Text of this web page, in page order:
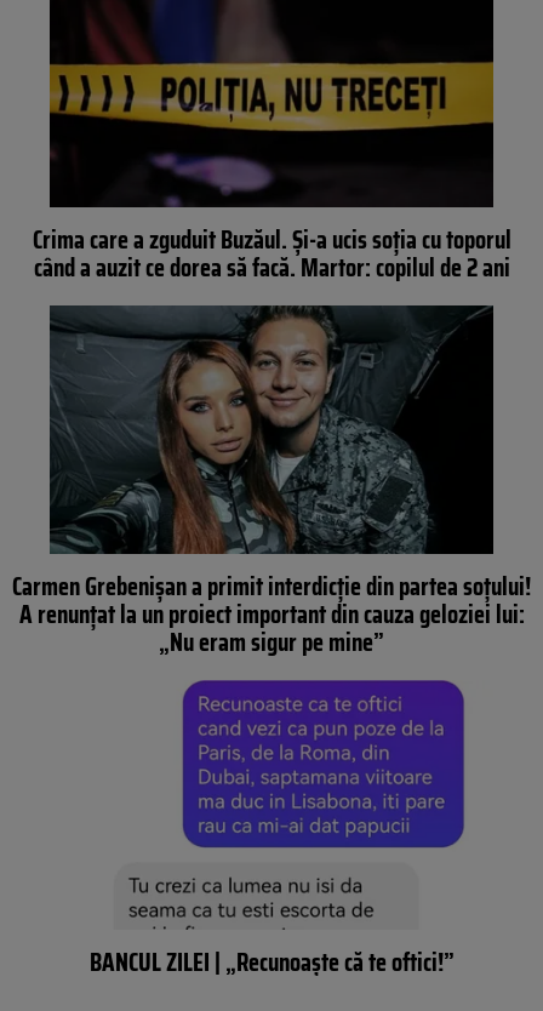
Crima care a zguduit Buzăul. Și-a ucis soția cu toporul
când a auzit ce dorea să facă. Martor: copilul de 2 ani
Carmen Grebenișan a primit interdicție din partea soțului!
A renunțat la un proiect important din cauza geloziei lui:
„Nu eram sigur pe mine”
BANCUL ZILEI | „Recunoaște că te oftici!”